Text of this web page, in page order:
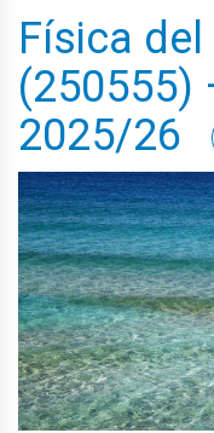
Física
(250555)
2025/26